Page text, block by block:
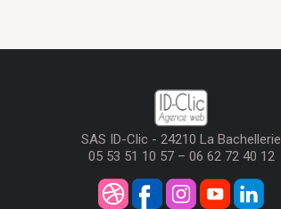
SAS ID-Clic - 24210 La Bachellerie
05 53 51 10 57 – 06 62 72 40 12